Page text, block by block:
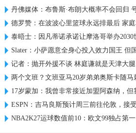
丹佛媒体：布鲁斯·布朗大概率不会回归
德罗赞：在波波心里篮球永远排最后 家
泰晤士：因凡蒂诺承诺让摩洛哥举办
Slater：小萨愿意全身心投入效力国王 但
记者：抛开外援不谈 林庭谦就是天津大
两个文班？文班亚马20岁弟弟奥斯卡随马
17岁蒙加：我曾非常接近加盟阿森纳，
ESPN：吉马良斯预计周三前往伦敦，接
NBA2K27运球数值前10：欧文99独占第